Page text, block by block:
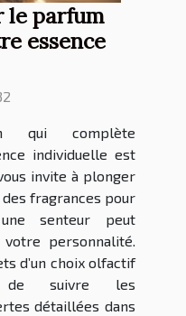
le parfum
essence
qui complète
individuelle est
invite à plonger
des fragrances pour
senteur peut
personnalité.
d’un choix olfactif
suivre les
détaillées dans